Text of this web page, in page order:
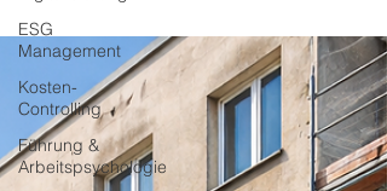
ESG
Management
Kosten-
Controlling
Führung &
Arbeitspsychologie
Baustelle.